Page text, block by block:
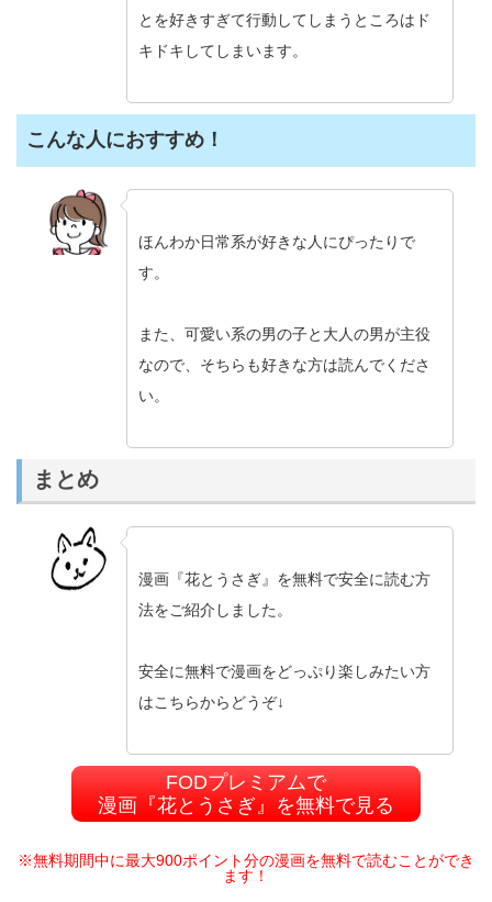
とを好きすぎて行動してしまうところはド
キドキしてしまいます。
こんな人におすすめ！
ほんわか日常系が好きな人にぴったりで
す。
また、可愛い系の男の子と大人の男が主役
なので、そちらも好きな方は読んでくださ
い。
まとめ
漫画『花とうさぎ』を無料で安全に読む方
法をご紹介しました。
安全に無料で漫画をどっぷり楽しみたい方
はこちらからどうぞ↓
FODプレミアムで
漫画『花とうさぎ』を無料で見る
※無料期間中に最大900ポイント分の漫画を無料で読むことができ
ます！